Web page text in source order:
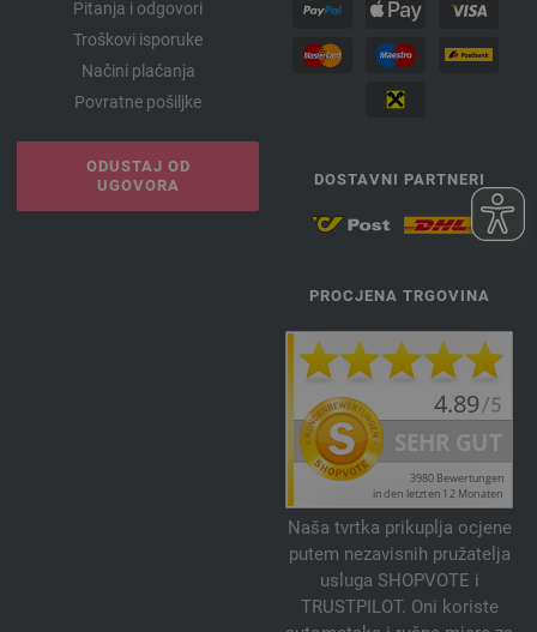
Pitanja i odgovori
Troškovi isporuke
Načini plaćanja
Povratne pošiljke
ODUSTAJ OD
UGOVORA
DOSTAVNI PARTNERI
PROCJENA TRGOVINA
Naša tvrtka prikuplja ocjene
putem nezavisnih pružatelja
usluga SHOPVOTE i
TRUSTPILOT. Oni koriste